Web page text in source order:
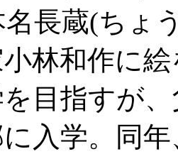
名長蔵(ちょ
林和作に
目指すが
入学。同